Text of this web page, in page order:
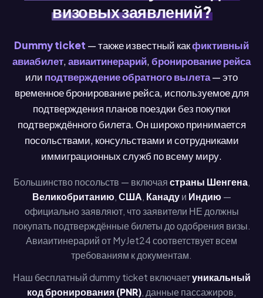
визовых заявлений?
Dummy ticket — также известный какфиктивный
авиабилет, авиаитинерарий, бронирование рейса
или подтверждение обратного вылета— это
временное бронирование рейса, используемое для
подтверждения планов поездки без покупки
подтверждённого билета. Он широко принимается
посольствами, консульствами и сотрудниками
иммиграционных служб по всему миру.
Большинство посольств — включая страны Шенгена
Великобританию США Канадуи Индию —
официально заявляют, что заявители НЕ должны
покупать подтверждённые билеты до одобрения визы.
Авиаитинерарий от MyJet24 соответствует всем
требованиям к документам.
Наш бесплатный dummy ticket включаетуникальный
код бронирования (PNR) , данные пассажиров,